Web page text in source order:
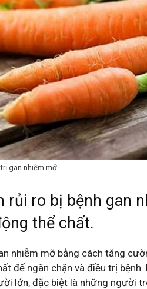
gan nhiễm mỡ
rủi ro bị bệnh gan
thể chất.
nhiễm mỡ bằng cách tăng
để ngăn chặn và điều trị
lớn, đặc biệt là những người